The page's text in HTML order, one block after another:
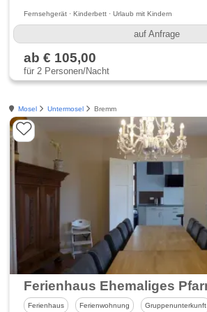
Fernsehgerät · Kinderbett · Urlaub mit Kindern
auf Anfrage
ab € 105,00
für 2 Personen/Nacht
Mosel Untermosel Bremm
Ferienhaus Ferienwohnung Gruppenunterkunft